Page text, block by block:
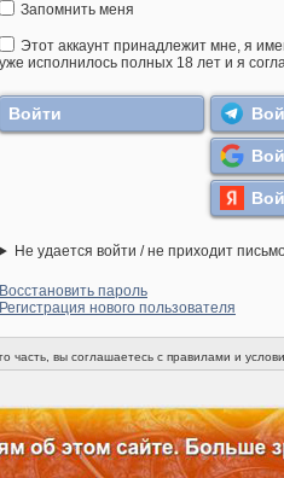
Запомнить меня
Этот аккаунт принадлежит мне, я
уже исполнилось полных 18 лет и я
Не удается войти / не приходит
Восстановить пароль
Регистрация нового пользователя
часть, вы соглашаетесь с правилами и